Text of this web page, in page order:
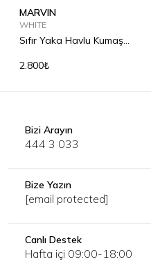
MARVIN
WHITE
Sıfır Yaka Havlu Kumaş
2.800₺
Bizi Arayın
444 3 033
Bize Yazın
[email protected]
Canlı Destek
Hafta içi 09:00-18:00